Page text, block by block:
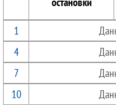
1
4
7
10